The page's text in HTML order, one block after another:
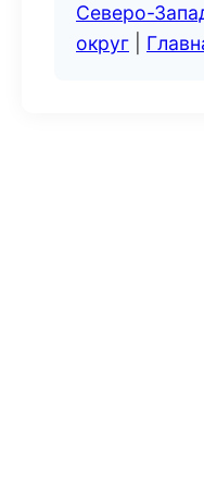
Северо-
округ